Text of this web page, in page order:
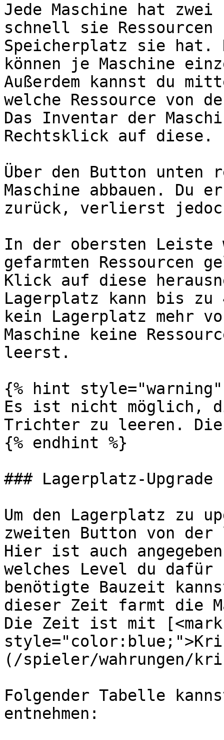
Jede Maschine hat
schnell sie
Speicherplatz sie hat.
können je Maschine
Außerdem kannst du
welche Ressource von
Das Inventar der
Rechtsklick auf diese.
Über den Button unten
Maschine abbauen. Du
zurück, verlierst
In der obersten Leiste
gefarmten Ressourcen
Klick auf diese
Lagerplatz kann bis zu
kein Lagerplatz mehr
Maschine keine
leerst.
{% hint style="warning"
Es ist nicht möglich,
Trichter zu leeren. Dies
{% endhint %}
### Lagerplatz-Upgrade
Um den Lagerplatz zu
zweiten Button von
Hier ist auch
welches Level du
benötigte Bauzeit
dieser Zeit farmt die
Die Zeit ist mit [<mark
(/spieler/wahrungen/
Folgender Tabelle
entnehmen: